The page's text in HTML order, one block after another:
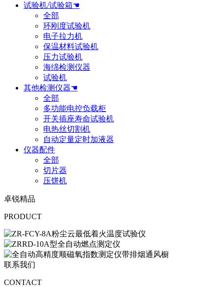
试验机/试验箱☚
全部
环刚度试验机
电子拉力机
保温材料试验机
压力试验机
海绵检测仪器
试验机
其他检测仪器☚
全部
多功能电控负载柜
开关插座寿命试验机
电热丝切割机
自动定量定时加液器
仪器配件
全部
切片器
压饼机
卓锐精品
PRODUCT
联系我们
CONTACT